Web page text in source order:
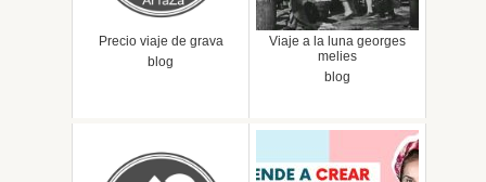
Precio viaje de grava
blog
Viaje a la luna georges
melies
blog